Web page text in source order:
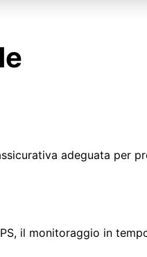
adeguata per
il monitoraggio in